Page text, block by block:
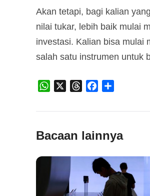
Akan tetapi, bagi kalian
nilai tukar, lebih baik mulai
investasi. Kalian bisa mulai
salah satu instrumen untuk
WhatsApp ThreadsFacebook
Bacaan lainnya